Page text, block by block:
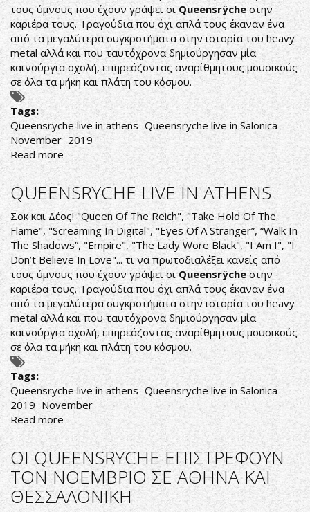
τους ύμνους που έχουν γράψει οι Queensrÿcheστην
καριέρα τους. Τραγούδια που όχι απλά τους έκαναν ένα
από τα μεγαλύτερα συγκροτήματα στην ιστορία του heavy
metal αλλά και που ταυτόχρονα δημιούργησαν μία
καινούργια σχολή, επηρεάζοντας αναρίθμητους μουσικούς
σε όλα τα μήκη και πλάτη του κόσμου.
Tags:
Queensryche live in athens Queensryche live in Salonica
November 2019
Read more about
QUEENSRYCHE
LIVE
IN
SALONICA
QUEENSRYCHE LIVE IN ATHENS
Σοκ και Δέος! "Queen Of The Reich", "Take Hold Of The
Flame", "Screaming In Digital", "Eyes Of A Stranger”, “Walk In
The Shadows”, "Empire", "The Lady Wore Black", "I Am I", "I
Don’t Believe In Love"... τι να πρωτοδιαλέξει κανείς από
τους ύμνους που έχουν γράψει οιQueensrÿcheστην
καριέρα τους. Τραγούδια που όχι απλά τους έκαναν ένα
από τα μεγαλύτερα συγκροτήματα στην ιστορία του heavy
metal αλλά και που ταυτόχρονα δημιούργησαν μία
καινούργια σχολή, επηρεάζοντας αναρίθμητους μουσικούς
σε όλα τα μήκη και πλάτη του κόσμου.
Tags:
Queensryche live in athens Queensryche live in Salonica
2019 November
Read more about
QUEENSRYCHE
LIVE
IN
ATHENS
ΟΙ QUEENSRYCHE ΕΠΙΣΤΡΕΦΟΥΝ
ΤΟΝ ΝΟΕΜΒΡΙΟ ΣΕ ΑΘΗΝΑ ΚΑΙ
ΘΕΣΣΑΛΟΝΙΚΗ